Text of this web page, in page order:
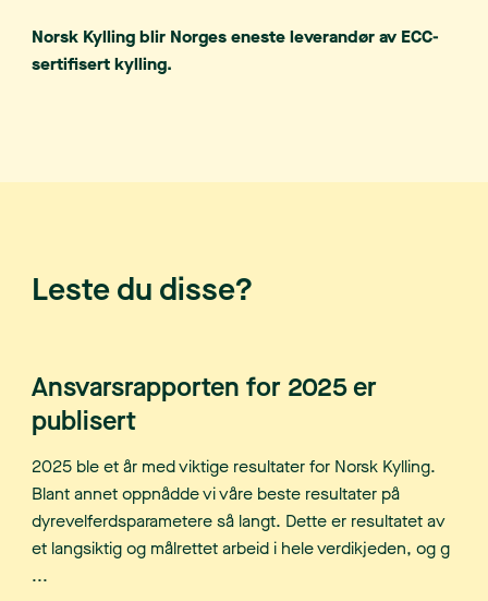
Norsk Kylling blir Norges eneste leverandør av ECC-
sertifisert kylling.
Leste du disse?
Ansvarsrapporten for 2025 er
publisert
2025 ble et år med viktige resultater for Norsk Kylling.
Blant annet oppnådde vi våre beste resultater på
dyrevelferdsparametere så langt. Dette er resultatet av
et langsiktig og målrettet arbeid i hele verdikjeden, og g
...